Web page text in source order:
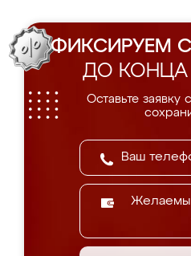
ФИКСИРУЕМ
ДО КОНЦА
Оставьте заявку